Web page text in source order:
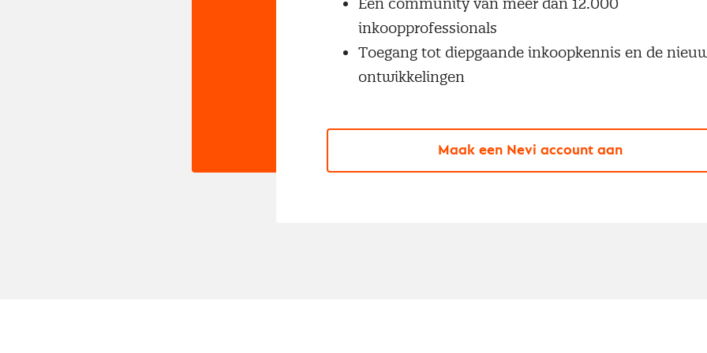
inkoopprofessionals
Toegang tot diepgaande inkoopkennis en de
ontwikkelingen
Maak een Nevi account aan